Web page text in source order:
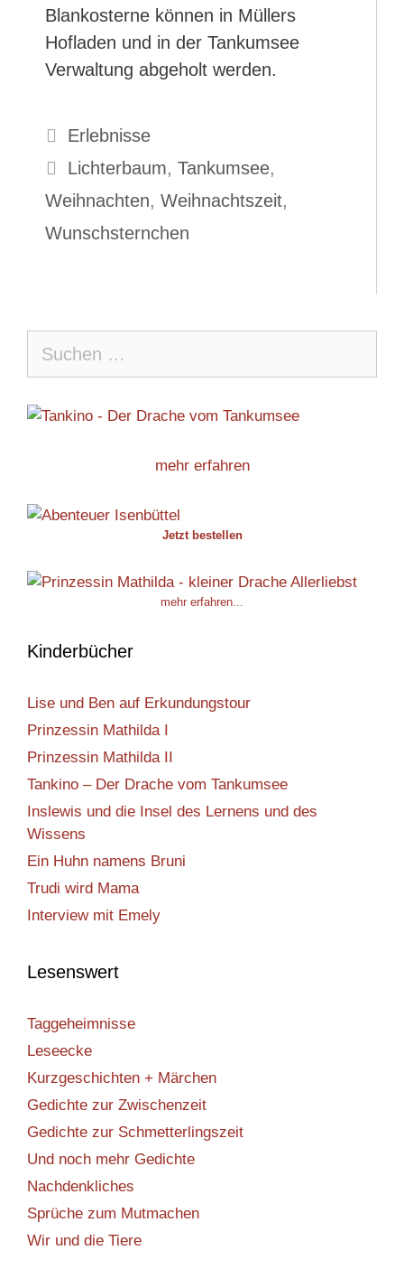
Blankosterne können in Müllers
Hofladen und in der Tankumsee
Verwaltung abgeholt werden.
Kategorien
Erlebnisse
Schlagwörter
Lichterbaum, Tankumsee,
Weihnachten, Weihnachtszeit,
Wunschsternchen
nach:
mehr erfahren
Jetzt bestellen
mehr erfahren...
Kinderbücher
Lise und Ben auf Erkundungstour
Prinzessin Mathilda I
Prinzessin Mathilda II
Tankino – Der Drache vom Tankumsee
Inslewis und die Insel des Lernens und des
Wissens
Ein Huhn namens Bruni
Trudi wird Mama
Interview mit Emely
Lesenswert
Taggeheimnisse
Leseecke
Kurzgeschichten + Märchen
Gedichte zur Zwischenzeit
Gedichte zur Schmetterlingszeit
Und noch mehr Gedichte
Nachdenkliches
Sprüche zum Mutmachen
Wir und die Tiere